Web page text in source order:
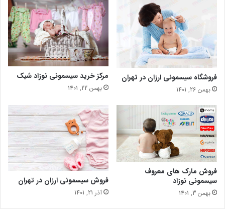
فروشگاه سیسمونی ارزان در تهران
بهمن 26, 1401
مرکز خرید سیسمونی نوزاد شیک
بهمن 22, 1401
فروش مارک های معروف
سیسمونی نوزاد
بهمن 3, 1401
فروش سیسمونی ارزان در تهران
آذر 21, 1401